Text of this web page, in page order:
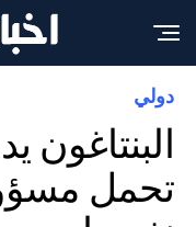
دولي
البنتاغون
تحمل